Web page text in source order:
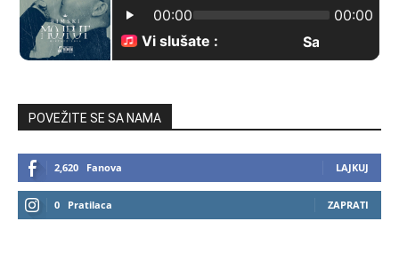
POVEŽITE SE SA NAMA
2,620 Fanova LAJKUJ
0 Pratilaca ZAPRATI